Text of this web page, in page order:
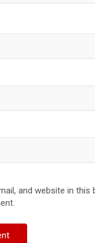
and website in